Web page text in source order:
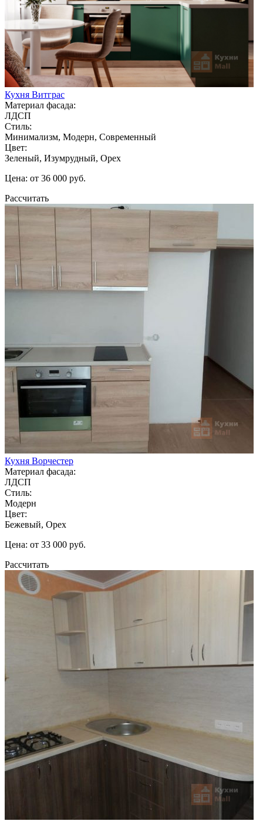
Кухня Витграс
Материал фасада:
ЛДСП
Стиль:
Минимализм, Модерн, Современный
Цвет:
Зеленый, Изумрудный, Орех
Цена: от 36 000 руб.
Рассчитать
Кухня Ворчестер
Материал фасада:
ЛДСП
Стиль:
Модерн
Цвет:
Бежевый, Орех
Цена: от 33 000 руб.
Рассчитать